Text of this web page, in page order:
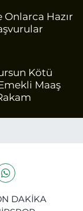
Onlarca Hazır
Kötü
Maaş
DAKİKA